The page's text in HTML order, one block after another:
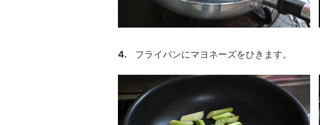
4. フライパンにマヨネーズをひきます。